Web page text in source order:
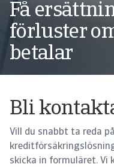
Få
förluster
betalar
Bli
Vill du snabbt ta reda
skicka in formuläret. Vi